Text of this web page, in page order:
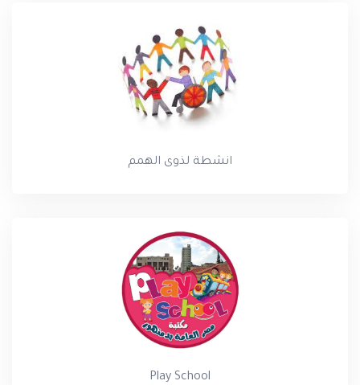
انشطة لذوى الهمم
Play School